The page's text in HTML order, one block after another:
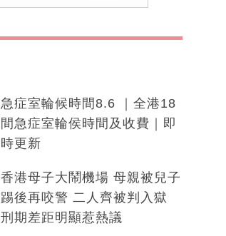
急症室輪候時間8.6 ｜全港18
間急症室輪侯時間及收費｜即
時更新
香港母子大鬧機場 母親被兒子
踢後再咬警 二人齊被判入獄
刑期差距明顯惹熱議